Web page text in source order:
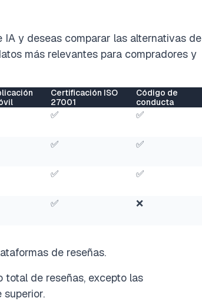
y deseas comparar las alternativas de
más relevantes para compradores y
Certificación ISO
27001
Código de
conducta
✅ ✅
✅ ✅
✅ ✅
✅ ❌
de reseñas.
total de reseñas, excepto las